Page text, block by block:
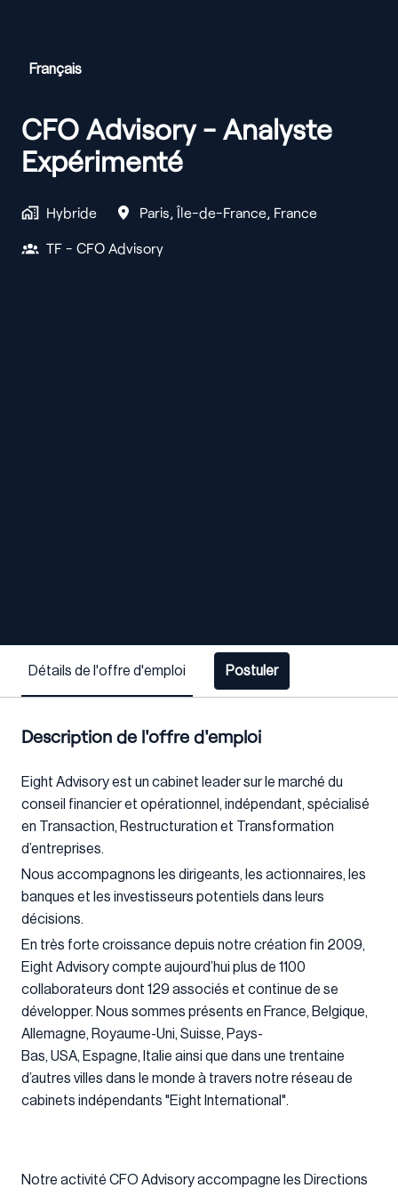
Français
CFO Advisory - Analyste
Expérimenté
Hybride Paris Île-de-France France
TF - CFO Advisory
Détails de l'offre d'emploi Postuler
Description de l'offre d'emploi
Eight Advisory est un cabinet leader sur le marché du
conseil financier et opérationnel, indépendant, spécialisé
en Transaction, Restructuration et Transformation
d’entreprises.
Nous accompagnons les dirigeants, les actionnaires, les
banques et les investisseurs potentiels dans leurs
décisions.
En très forte croissance depuis notre création fin 2009,
Eight Advisory compte aujourd’hui plus de 1100
collaborateurs dont 129 associés et continue de se
développer. Nous sommes présents en France, Belgique,
Allemagne, Royaume-Uni, Suisse, Pays-
Bas, USA, Espagne, Italie ainsi que dans une trentaine
d’autres villes dans le monde à travers notre réseau de
cabinets indépendants "Eight International".
Notre activité CFO Advisory accompagne les Directions